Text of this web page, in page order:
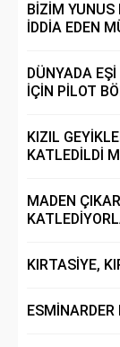
BİZİM YUNUS
İDDİA EDEN
DÜNYADA
İÇİN PİLOT
KIZIL
KATLEDİLDİ
MADEN
KIRTASİYE,